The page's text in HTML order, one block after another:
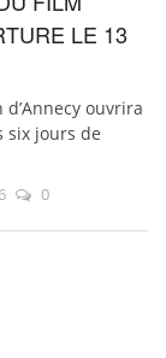
LE 13
ouvrira
six jours de
0